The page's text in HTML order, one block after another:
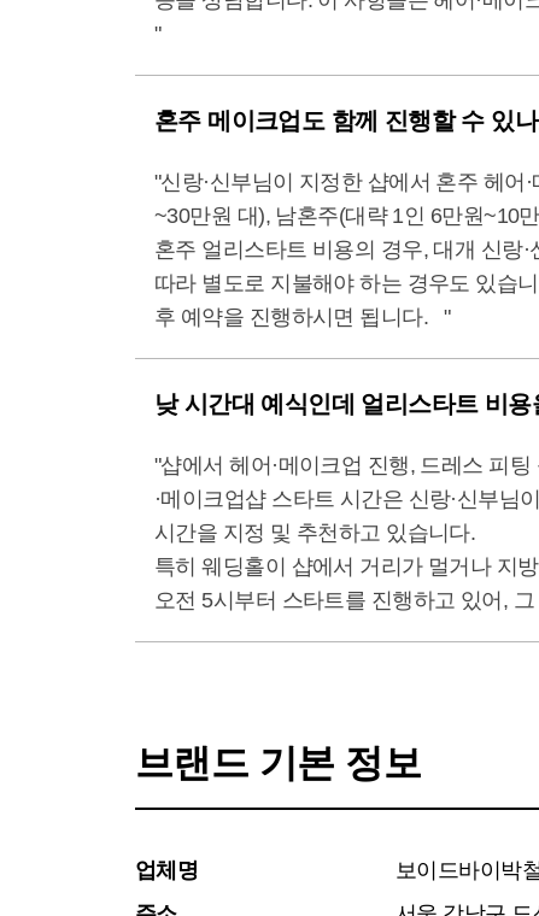
"
혼주 메이크업도 함께 진행할 수 있
"신랑·신부님이 지정한 샵에서 혼주 헤어
~30만원 대), 남혼주(대략 1인 6만원~10
혼주 얼리스타트 비용의 경우, 대개 신랑
따라 별도로 지불해야 하는 경우도 있습
후 예약을 진행하시면 됩니다. "
낮 시간대 예식인데 얼리스타트 비
"샵에서 헤어·메이크업 진행, 드레스 피
·메이크업샵 스타트 시간은 신랑·신부님
시간을 지정 및 추천하고 있습니다.
특히 웨딩홀이 샵에서 거리가 멀거나 지
오전 5시부터 스타트를 진행하고 있어,
브랜드 기본 정보
업체명 보이드바이박철